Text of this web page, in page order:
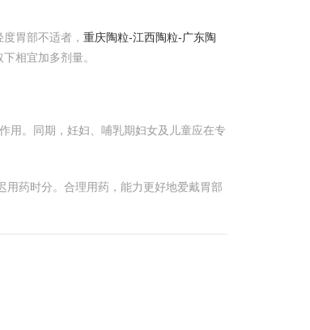
胃部不适者， 重庆陶粒-江西陶粒-广东陶
相宜加多剂量。
用。同期，妊妇、哺乳期妇女及儿童应在专
药时分。合理用药，能力更好地爱戴胃部